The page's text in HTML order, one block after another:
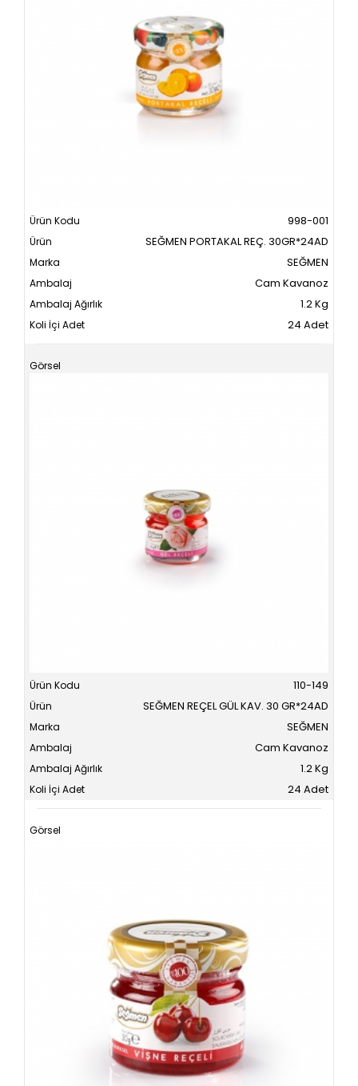
998-001
SEĞMEN PORTAKAL REÇ. 30GR*24AD
SEĞMEN
Cam Kavanoz
1.2 Kg
24 Adet
110-149
SEĞMEN REÇEL GÜL KAV. 30 GR*24AD
SEĞMEN
Cam Kavanoz
1.2 Kg
24 Adet